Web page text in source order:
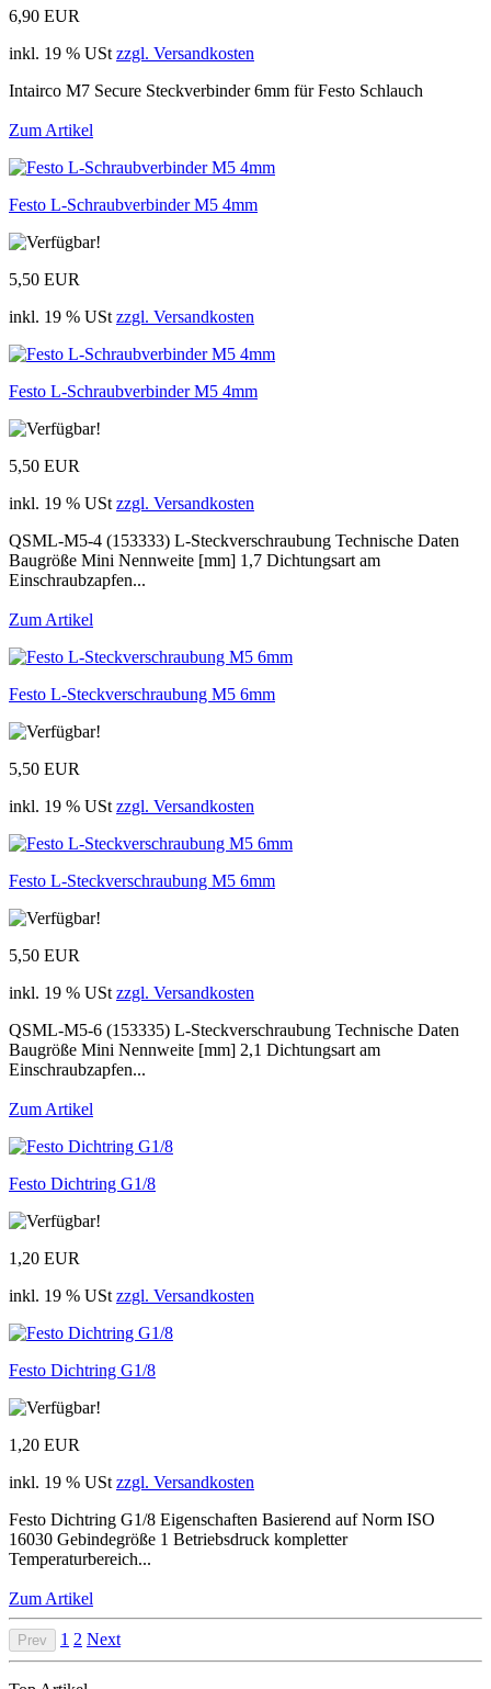
6,90 EUR
inkl. 19 % USt zzgl. Versandkosten
Intairco M7 Secure Steckverbinder 6mm für Festo Schlauch
Zum Artikel
Festo L-Schraubverbinder M5 4mm
5,50 EUR
inkl. 19 % USt zzgl. Versandkosten
Festo L-Schraubverbinder M5 4mm
5,50 EUR
inkl. 19 % USt zzgl. Versandkosten
QSML-M5-4 (153333) L-Steckverschraubung Technische Daten
Baugröße Mini Nennweite [mm] 1,7 Dichtungsart am
Einschraubzapfen...
Zum Artikel
Festo L-Steckverschraubung M5 6mm
5,50 EUR
inkl. 19 % USt zzgl. Versandkosten
Festo L-Steckverschraubung M5 6mm
5,50 EUR
inkl. 19 % USt zzgl. Versandkosten
QSML-M5-6 (153335) L-Steckverschraubung Technische Daten
Baugröße Mini Nennweite [mm] 2,1 Dichtungsart am
Einschraubzapfen...
Zum Artikel
Festo Dichtring G1/8
1,20 EUR
inkl. 19 % USt zzgl. Versandkosten
Festo Dichtring G1/8
1,20 EUR
inkl. 19 % USt zzgl. Versandkosten
Festo Dichtring G1/8 Eigenschaften Basierend auf Norm ISO
16030 Gebindegröße 1 Betriebsdruck kompletter
Temperaturbereich...
Zum Artikel
Prev 1 2 Next